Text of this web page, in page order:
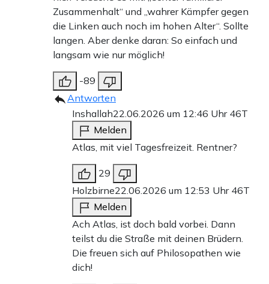
Zusammenhalt“ und „wahrer Kämpfer gegen
die Linken auch noch im hohen Alter“. Sollte
langen. Aber denke daran: So einfach und
langsam wie nur möglich!
-89
Antworten
Inshallah22.06.2026 um 12:46 Uhr 46T
Melden
Atlas, mit viel Tagesfreizeit. Rentner?
29
Holzbirne22.06.2026 um 12:53 Uhr 46T
Melden
Ach Atlas, ist doch bald vorbei. Dann
teilst du die Straße mit deinen Brüdern.
Die freuen sich auf Philosopathen wie
dich!